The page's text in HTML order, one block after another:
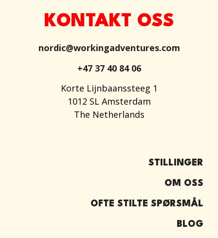
KONTAKT OSS
nordic@workingadventures.com
+47 37 40 84 06
Korte Lijnbaanssteeg 1
1012 SL Amsterdam
The Netherlands
STILLINGER
OM OSS
OFTE STILTE SPØRSMÅL
BLOG